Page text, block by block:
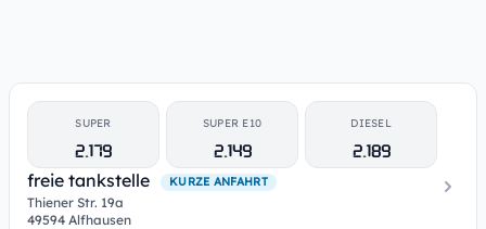
SUPER
2.179
SUPER E10
2.149
DIESEL
2.189
freie tankstelle
KURZE ANFAHRT
Thiener Str. 19a
49594 Alfhausen